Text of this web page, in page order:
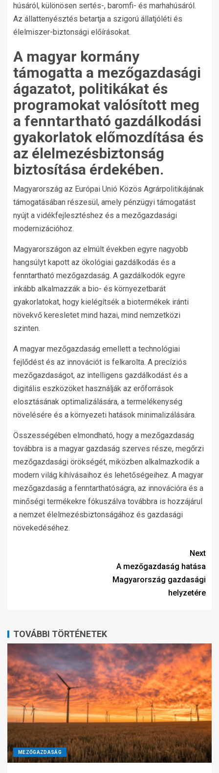
húsáról, különösen sertés-, baromfi- és marhahúsáról.
Az állattenyésztés betartja a szigorú állatjóléti és
élelmiszer-biztonsági előírásokat.
A magyar kormány
támogatta a mezőgazdasági
ágazatot, politikákat és
programokat valósított meg
a fenntartható gazdálkodási
gyakorlatok előmozdítása és
az élelmezésbiztonság
biztosítása érdekében.
Magyarország az Európai Unió Közös Agrárpolitikájának
támogatásában részesül, amely pénzügyi támogatást
nyújt a vidékfejlesztéshez és a mezőgazdasági
modernizációhoz.
Magyarországon az elmúlt években egyre nagyobb
hangsúlyt kapott az ökológiai gazdálkodás és a
fenntartható mezőgazdaság. A gazdálkodók egyre
inkább alkalmazzák a bio- és környezetbarát
gyakorlatokat, hogy kielégítsék a biotermékek iránti
növekvő keresletet mind hazai, mind nemzetközi
szinten.
A magyar mezőgazdaság emellett a technológiai
fejlődést és az innovációt is felkarolta. A precíziós
mezőgazdaságot, az intelligens gazdálkodást és a
digitális eszközöket használják az erőforrások
elosztásának optimalizálására, a termelékenység
növelésére és a környezeti hatások minimalizálására.
Összességében elmondható, hogy a mezőgazdaság
továbbra is a magyar gazdaság szerves része, megőrzi
mezőgazdasági örökségét, miközben alkalmazkodik a
modern világ kihívásaihoz és lehetőségeihez. A magyar
mezőgazdaság a fenntarthatóságra, az innovációra és a
minőségi termékekre fókuszálva továbbra is hozzájárul
a nemzet élelmezésbiztonságához és gazdasági
növekedéséhez.
Next
A mezőgazdaság hatása
Magyarország gazdasági
helyzetére
TOVÁBBI TÖRTÉNETEK
MEZŐGAZDASÁG